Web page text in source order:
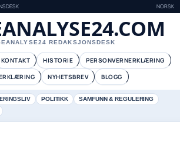
NORSK
REDAKSJONSDESK
KONTAKT HISTORIE
PERSONVERNERKLÆRING
NYHETSBREV BLOGG
POLITIKK
SAMFUNN & REGULERING